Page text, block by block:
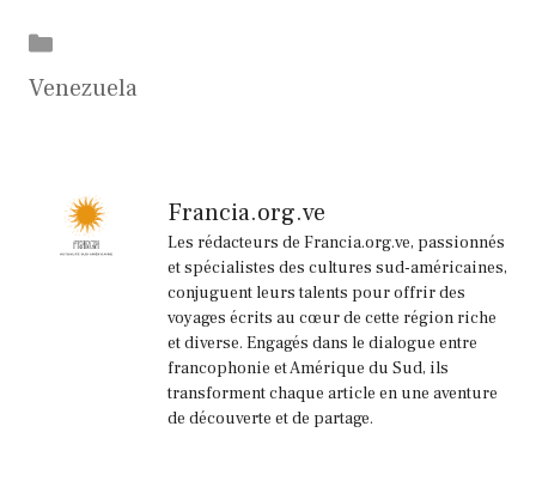
Venezuela
Francia.org.ve
Les rédacteurs de Francia.org.ve, passionnés
et spécialistes des cultures sud-américaines,
conjuguent leurs talents pour offrir des
voyages écrits au cœur de cette région riche
et diverse. Engagés dans le dialogue entre
francophonie et Amérique du Sud, ils
transforment chaque article en une aventure
de découverte et de partage.